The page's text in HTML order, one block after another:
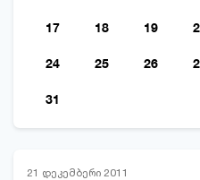
17 18 19
24 25 26
31
21 დეკემბერი 2011